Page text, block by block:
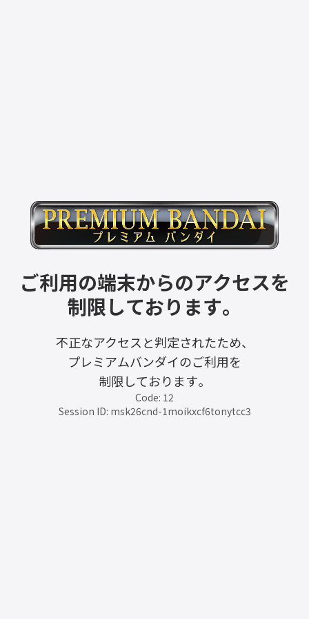
ご利用の端末からのアクセスを
制限しております。
不正なアクセスと判定されたため、
プレミアムバンダイのご利用を
制限しております。
Code: 12
Session ID: msk26cnd-1moikxcf6tonytcc3